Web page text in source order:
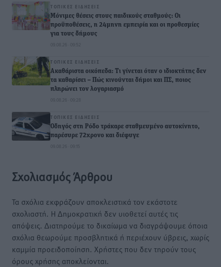
ΤΟΠΙΚΈΣ ΕΙΔΉΣΕΙΣ
Μόνιμες θέσεις στους παιδικούς σταθμούς: Οι
προϋποθέσεις, η 24μηνη εμπειρία και οι προθεσμίες
για τους δήμους
09.08.26 · 09:52
ΤΟΠΙΚΈΣ ΕΙΔΉΣΕΙΣ
Ακαθάριστα οικόπεδα: Τι γίνεται όταν ο ιδιοκτήτης δεν
τα καθαρίσει – Πώς κινούνται δήμοι και ΠΣ, ποιος
πληρώνει τον λογαριασμό
09.08.26 · 09:28
ΤΟΠΙΚΈΣ ΕΙΔΉΣΕΙΣ
Οδηγός στη Ρόδο τράκαρε σταθμευμένο αυτοκίνητο,
παρέσυρε 72χρονο και διέφυγε
09.08.26 · 09:15
Σχολιασμός Άρθρου
Τα σχόλια εκφράζουν αποκλειστικά τον εκάστοτε
σχολιαστή. Η Δημοκρατική δεν υιοθετεί αυτές τις
απόψεις. Διατηρούμε το δικαίωμα να διαγράψουμε όποια
σχόλια θεωρούμε προσβλητικά ή περιέχουν ύβρεις, χωρίς
καμμία προειδοποίηση. Χρήστες που δεν τηρούν τους
όρους χρήσης αποκλείονται.